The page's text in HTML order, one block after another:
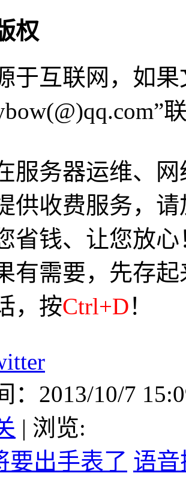
权
于互联网，如
服务器运维、
供收费服务，
省钱、让您放心
有需要，先存
，按Ctrl+D！
：2013/10/7
| 浏览:
要出手表了 语音